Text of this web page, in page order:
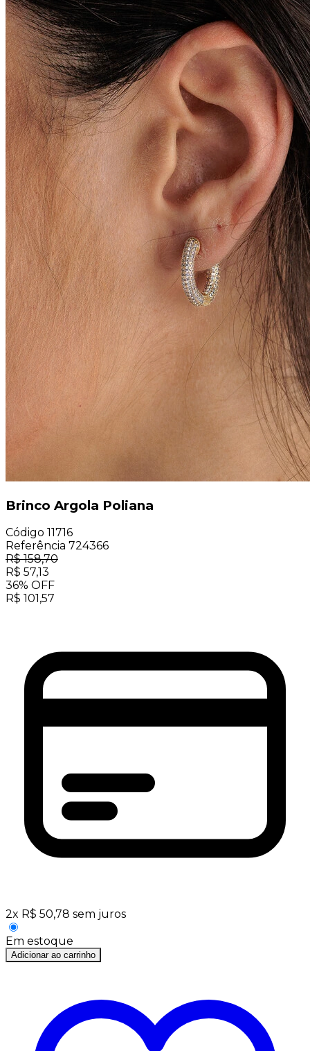
Brinco Argola Poliana
Código 11716
Referência 724366
R$158,70
R$ 57,13
36% OFF
R$ 101,57
2x R$ 50,78 sem juros
Em estoque
Adicionar ao carrinho